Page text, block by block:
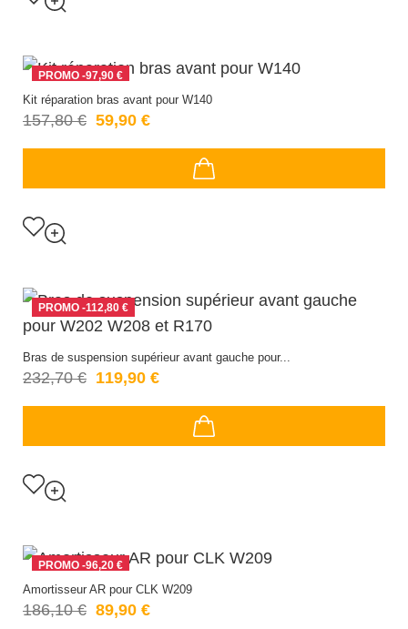
PROMO -97,90 €
Kit réparation bras avant pour W140
157,80 € 59,90 €
PROMO -112,80 €
Bras de suspension supérieur avant gauche pour...
232,70 € 119,90 €
PROMO -96,20 €
Amortisseur AR pour CLK W209
186,10 € 89,90 €